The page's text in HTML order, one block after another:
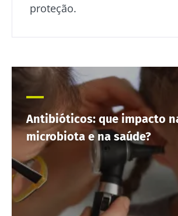
proteção.
Antibióticos: que impacto
microbiota e na saúde?